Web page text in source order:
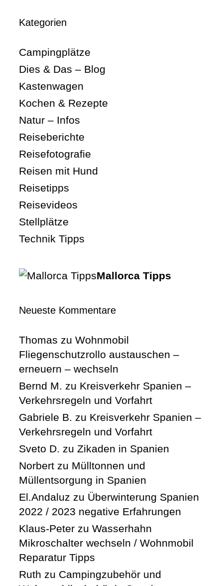
Kategorien
Campingplätze
Dies & Das – Blog
Kastenwagen
Kochen & Rezepte
Natur – Infos
Reiseberichte
Reisefotografie
Reisen mit Hund
Reisetipps
Reisevideos
Stellplätze
Technik Tipps
Mallorca Tipps
Neueste Kommentare
Thomas zu Wohnmobil
Fliegenschutzrollo austauschen –
erneuern – wechseln
Bernd M. zu Kreisverkehr Spanien –
Verkehrsregeln und Vorfahrt
Gabriele B. zu Kreisverkehr Spanien –
Verkehrsregeln und Vorfahrt
Sveto D. zu Zikaden in Spanien
Norbert zu Mülltonnen und
Müllentsorgung in Spanien
El.Andaluz zu Überwinterung Spanien
2022 / 2023 negative Erfahrungen
Klaus-Peter zu Wasserhahn
Mikroschalter wechseln / Wohnmobil
Reparatur Tipps
Ruth zu Campingzubehör und